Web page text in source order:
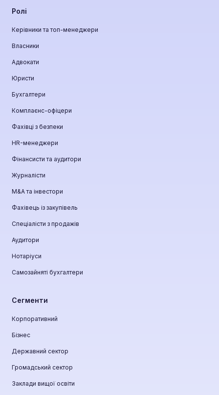
Ролі
Керівники та топ-менеджери
Власники
Адвокати
Юристи
Бухгалтери
Комплаєнс-офіцери
Фахівці з безпеки
HR-менеджери
Фінансисти та аудитори
Журналісти
М&A та інвестори
Фахівець із закупівель
Спеціалісти з продажів
Аудитори
Нотаріуси
Самозайняті бухгалтери
Сегменти
Корпоративний
Бізнес
Державний сектор
Громадський сектор
Заклади вищої освіти